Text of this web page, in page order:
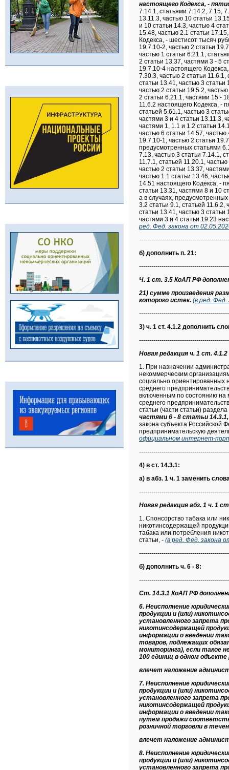
настоящего Кодекса, -
7.14.1, статьями 7.14.2, 7.15,
13.11.3, частью 10 статьи
и 10 статьи 14.3, частью 4
15.48, частью 2.1 статьи
Кодекса, - шестисот тысяч
19.7.10-2, частью 2 статьи
частью 1 статьи 6.21.1,
2 статьи 13.37, частями 3 - 5
19.7.10-4 настоящего
7.30.3, частью 2 статьи 11.6.1,
статьи 13.41, частью 3
частью 2 статьи 19.5.2,
2 статьи 6.21.1, частями 15 -
11.6.2 настоящего Кодекса, -
статьей 5.61.1, частью 3
частями 3 и 4 статьи 13.11.3,
частями 1, 1.1 и 1.2 статьи
частью 6 статьи 14.57,
19.7.10-1, частью 2 статьи
предусмотренных статьями
7.13, частью 3 статьи 7.14.1,
11.7.1, статьей 11.20.1,
частью 2 статьи 13.37,
частью 1.1 статьи 13.46,
14.51 настоящего Кодекса, -
статьи 13.31, частями 8 и 10
а в случаях,
3.2 статьи 9.1, статьей
статьи 13.41, частью 3
частями 3 и 4 статьи 19.23
ред. Фед. закона от
б) дополнить п. 21:
Ч. 1 ст. 3.5 КоАП РФ
21) сумме произведения
которого истек. (в ред.
3) ч. 1 ст. 4.1.2 дополнить
Новая редакция ч. 1 ст.
1. При назначении
некоммерческим
социально ориентированных
среднего
включенным по состоянию на
среднего
статьи (части статьи)
частями 6 - 8 статьи
закона субъекта
предпринимательскую
официальном интернет-
4) в ст. 14.3.1:
а) в абз. 1 ч. 1 заменить
Новая редакция абз. 1 ч. 1
1. Спонсорство табака или
никотинсодержащей
табака или потребления
статьи, - (в ред. Фед. закона
б) дополнить ч. 6 - 8:
Ст. 14.3.1 КоАП РФ
6. Неисполнение
продукции и (или)
установленного запрета
никотинсодержащей
информации о введении
товаров, подлежащих
мониторинга), если такое
100 единиц в одном объекте
влечет наложение
7. Неисполнение
продукции и (или)
установленного запрета
никотинсодержащей
информации о введении
путем продажи
розничной торговли в
влечет наложение
8. Неисполнение
продукции и (или)
установленного запрета